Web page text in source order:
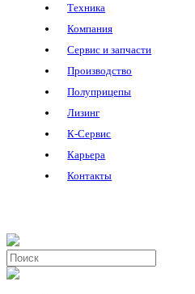
Техника
Компания
Сервис и запчасти
Производство
Полуприцепы
Лизинг
К-Сервис
Карьера
Контакты